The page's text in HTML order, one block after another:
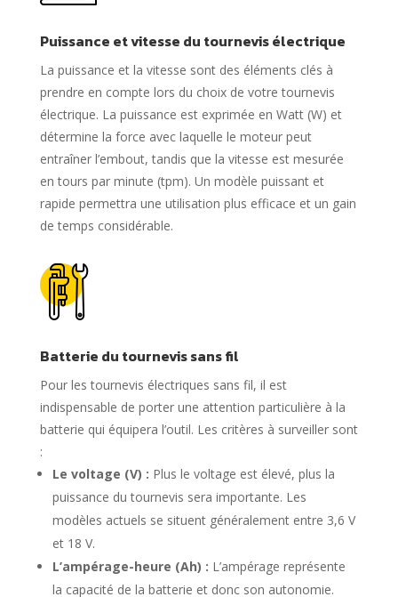
Puissance et vitesse du tournevis électrique
La puissance et la vitesse sont des éléments clés à
prendre en compte lors du choix de votre tournevis
électrique. La puissance est exprimée en Watt (W) et
détermine la force avec laquelle le moteur peut
entraîner l’embout, tandis que la vitesse est mesurée
en tours par minute (tpm). Un modèle puissant et
rapide permettra une utilisation plus efficace et un gain
de temps considérable.
Batterie du tournevis sans fil
Pour les tournevis électriques sans fil, il est
indispensable de porter une attention particulière à la
batterie qui équipera l’outil. Les critères à surveiller sont
:
Le voltage (V) : Plus le voltage est élevé, plus la
puissance du tournevis sera importante. Les
modèles actuels se situent généralement entre 3,6 V
et 18 V.
L’ampérage-heure (Ah) : L’ampérage représente
la capacité de la batterie et donc son autonomie.